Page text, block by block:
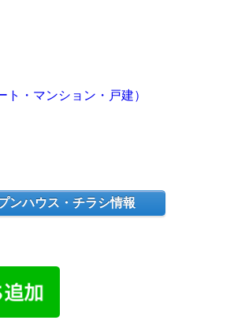
ンハウス・チラシ情報